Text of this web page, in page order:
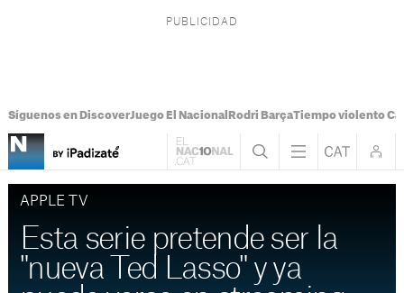
Síguenos en DiscoverJuego El Nacional Rodri BarçaTiempo violento
APPLE TV
Esta serie pretende ser la
"nueva Ted Lasso" y ya